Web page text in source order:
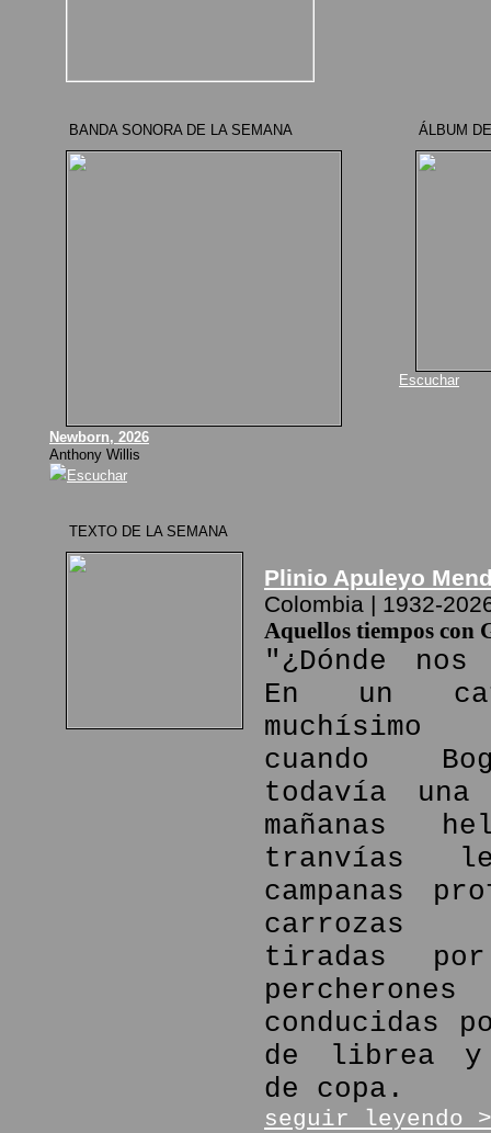
BANDA SONORA DE LA SEMANA
Newborn, 2026
Anthony Willis
Escuchar
ÁLBUM
Escuchar
TEXTO DE LA SEMANA
Plinio Apuleyo
Colombia | 1932-
Aquellos tiempos con
"¿Dónde nos
En un
cuando
todavía una
mañanas
tranvías
campanas
carrozas
tiradas
conducidas
de librea y
de copa.
seguir leyendo